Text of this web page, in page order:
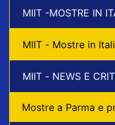
MIIT -MOSTRE IN
MIIT - Mostre in
MIIT - NEWS E
Mostre a Parma e